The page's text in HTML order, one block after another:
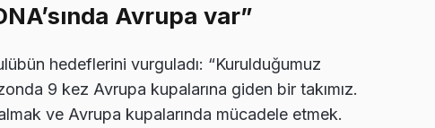
Avrupa var”
hedeflerini vurguladı: “Kurulduğumuz
9 kez Avrupa kupalarına giden bir takımız.
ve Avrupa kupalarında mücadele etmek.